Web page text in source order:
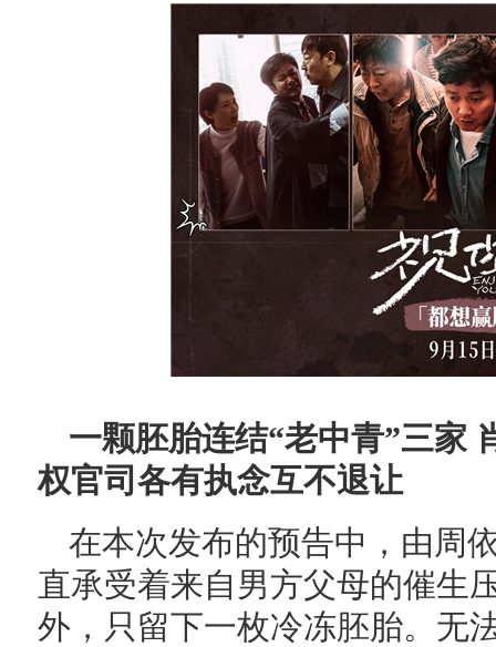
一颗胚胎连结“老中青”三家
权官司各有执念互不退让
在本次发布的预告中，由周
直承受着来自男方父母的催生
外，只留下一枚冷冻胚胎。无